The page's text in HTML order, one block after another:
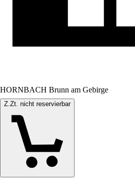
HORNBACH Brunn am Gebirge
Z.Zt. nicht reservierbar